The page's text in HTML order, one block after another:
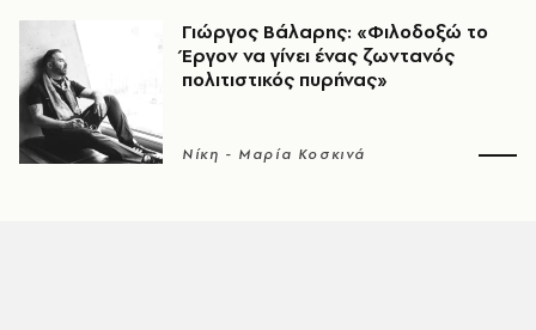
Γιώργος Βάλαρης: «Φιλοδοξώ το
Έργον να γίνει ένας ζωντανός
πολιτιστικός πυρήνας»
Νίκη - Μαρία Κοσκινά